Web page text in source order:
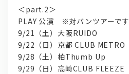
＜part.2＞
PLAY 公演 ※対バンツアーです
9/21（土）大阪RUIDO
9/22（日）京都 CLUB METRO
9/28（土）柏Thumb Up
9/29（日）高崎CLUB FLEEZE